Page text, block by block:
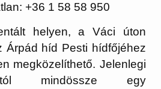
+36 1 58 58 950
helyen, a Váci úton
Árpád híd Pesti hídfőjéhez
megközelíthető. Jelenlegi
mindössze egy